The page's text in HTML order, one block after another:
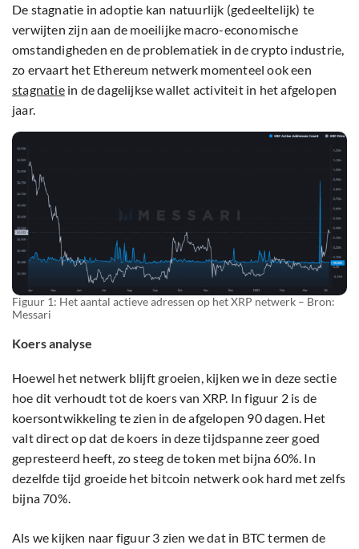
De stagnatie in adoptie kan natuurlijk (gedeeltelijk) te
verwijten zijn aan de moeilijke macro-economische
omstandigheden en de problematiek in de crypto industrie,
zo ervaart het Ethereum netwerk momenteel ook een
stagnatiein de dagelijkse wallet activiteit in het afgelopen
jaar.
Figuur 1: Het aantal actieve adressen op het XRP netwerk – Bron:
Messari
Koers analyse
Hoewel het netwerk blijft groeien, kijken we in deze sectie
hoe dit verhoudt tot de koers van XRP. In figuur 2 is de
koersontwikkeling te zien in de afgelopen 90 dagen. Het
valt direct op dat de koers in deze tijdspanne zeer goed
gepresteerd heeft, zo steeg de token met bijna 60%. In
dezelfde tijd groeide het bitcoin netwerk ook hard met zelfs
bijna 70%.
Als we kijken naar figuur 3 zien we dat in BTC termen de